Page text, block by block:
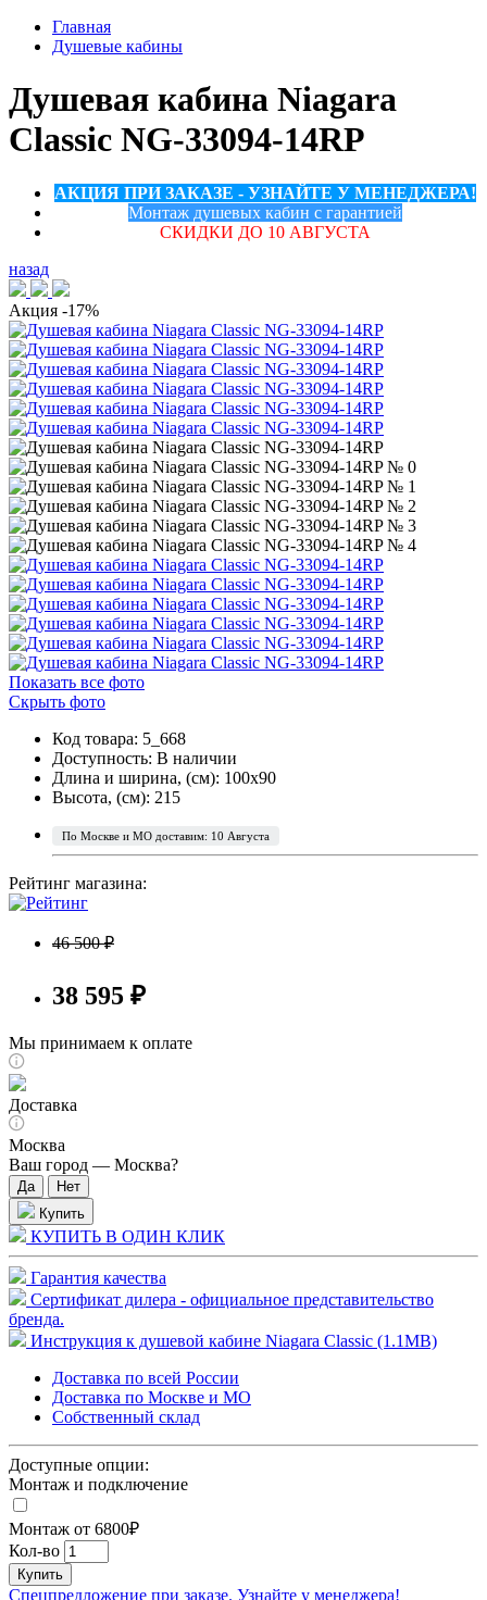
Главная
Душевые кабины
Душевая кабина Niagara
Classic NG-33094-14RP
АКЦИЯ ПРИ ЗАКАЗЕ - УЗНАЙТЕ У МЕНЕДЖЕРА!
Монтаж душевых кабин с гарантией
СКИДКИ ДО 10 АВГУСТА
назад
Акция -17%
Показать все фото
Скрыть фото
Код товара: 5_668
Доступность: В наличии
Длина и ширина, (см): 100x90
Высота, (см): 215
По Москве и МО доставим: 10 Августа
Рейтинг магазина:
46 500 ₽
38 595 ₽
Мы принимаем к оплате
Доставка
Москва
Ваш город — Москва?
Купить
КУПИТЬ В ОДИН КЛИК
Гарантия качества
Сертификат дилера - официальное представительство
бренда.
Инструкция к душевой кабине Niagara Classic (1.1MB)
Доставка по всей России
Доставка по Москве и МО
Собственный склад
Доступные опции:
Монтаж и подключение
Монтаж от 6800₽
Кол-во
Купить
Спецпредложение при заказе. Узнайте у менеджера!